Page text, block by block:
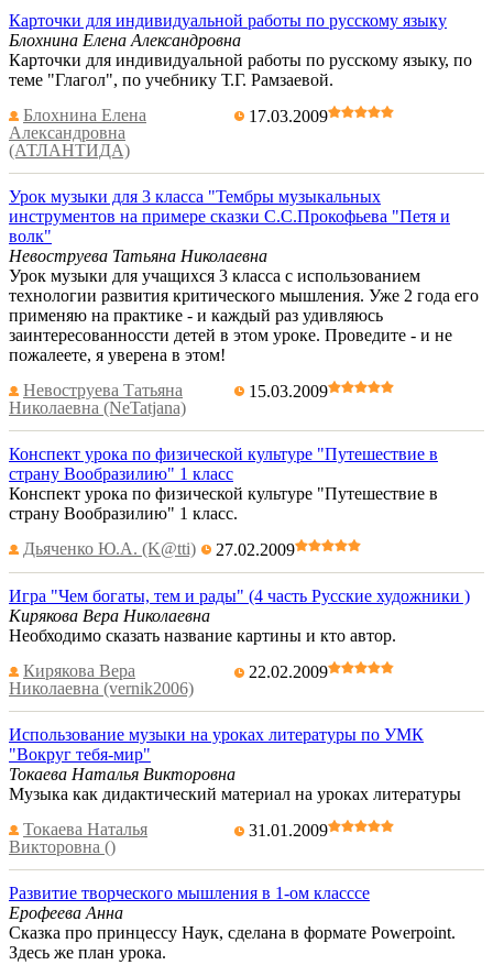
Карточки для индивидуальной работы по русскому языку
Блохнина Елена Александровна
Карточки для индивидуальной работы по русскому языку, по
теме "Глагол", по учебнику Т.Г. Рамзаевой.
Блохнина Елена
Александровна
(АТЛАНТИДА)
17.03.2009
Урок музыки для 3 класса "Тембры музыкальных
инструментов на примере сказки С.С.Прокофьева "Петя и
волк"
Невоструева Татьяна Николаевна
Урок музыки для учащихся 3 класса с использованием
технологии развития критического мышления. Уже 2 года его
применяю на практике - и каждый раз удивляюсь
заинтересованноссти детей в этом уроке. Проведите - и не
пожалеете, я уверена в этом!
Невоструева Татьяна
Николаевна (NeTatjana)
15.03.2009
Конспект урока по физической культуре "Путешествие в
страну Вообразилию" 1 класс
Конспект урока по физической культуре "Путешествие в
страну Вообразилию" 1 класс.
Дьяченко Ю.А. (K@tti)
27.02.2009
Игра "Чем богаты, тем и рады" (4 часть Русские художники )
Кирякова Вера Николаевна
Необходимо сказать название картины и кто автор.
Кирякова Вера
Николаевна (vernik2006)
22.02.2009
Использование музыки на уроках литературы по УМК
"Вокруг тебя-мир"
Токаева Наталья Викторовна
Музыка как дидактический материал на уроках литературы
Токаева Наталья
Викторовна ()
31.01.2009
Развитие творческого мышления в 1-ом класссе
Ерофеева Анна
Сказка про принцессу Наук, сделана в формате Powerpoint.
Здесь же план урока.